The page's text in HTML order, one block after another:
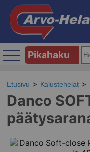
Pikahaku
Etusivu Kalustehelat
Danco